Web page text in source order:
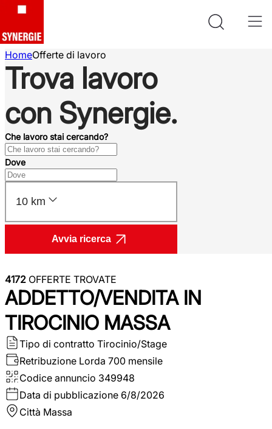
HomeOfferte di lavoro
Trova lavoro
con Synergie.
Che lavoro stai cercando?
Dove
10 km
Avvia ricerca
4172 OFFERTE TROVATE
ADDETTO/VENDITA IN
TIROCINIO MASSA
Tipo di contratto Tirocinio/Stage
Retribuzione Lorda 700 mensile
Codice annuncio 349948
Data di pubblicazione 6/8/2026
Città Massa